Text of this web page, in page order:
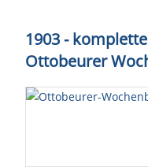
1903 -
Ottobeurer